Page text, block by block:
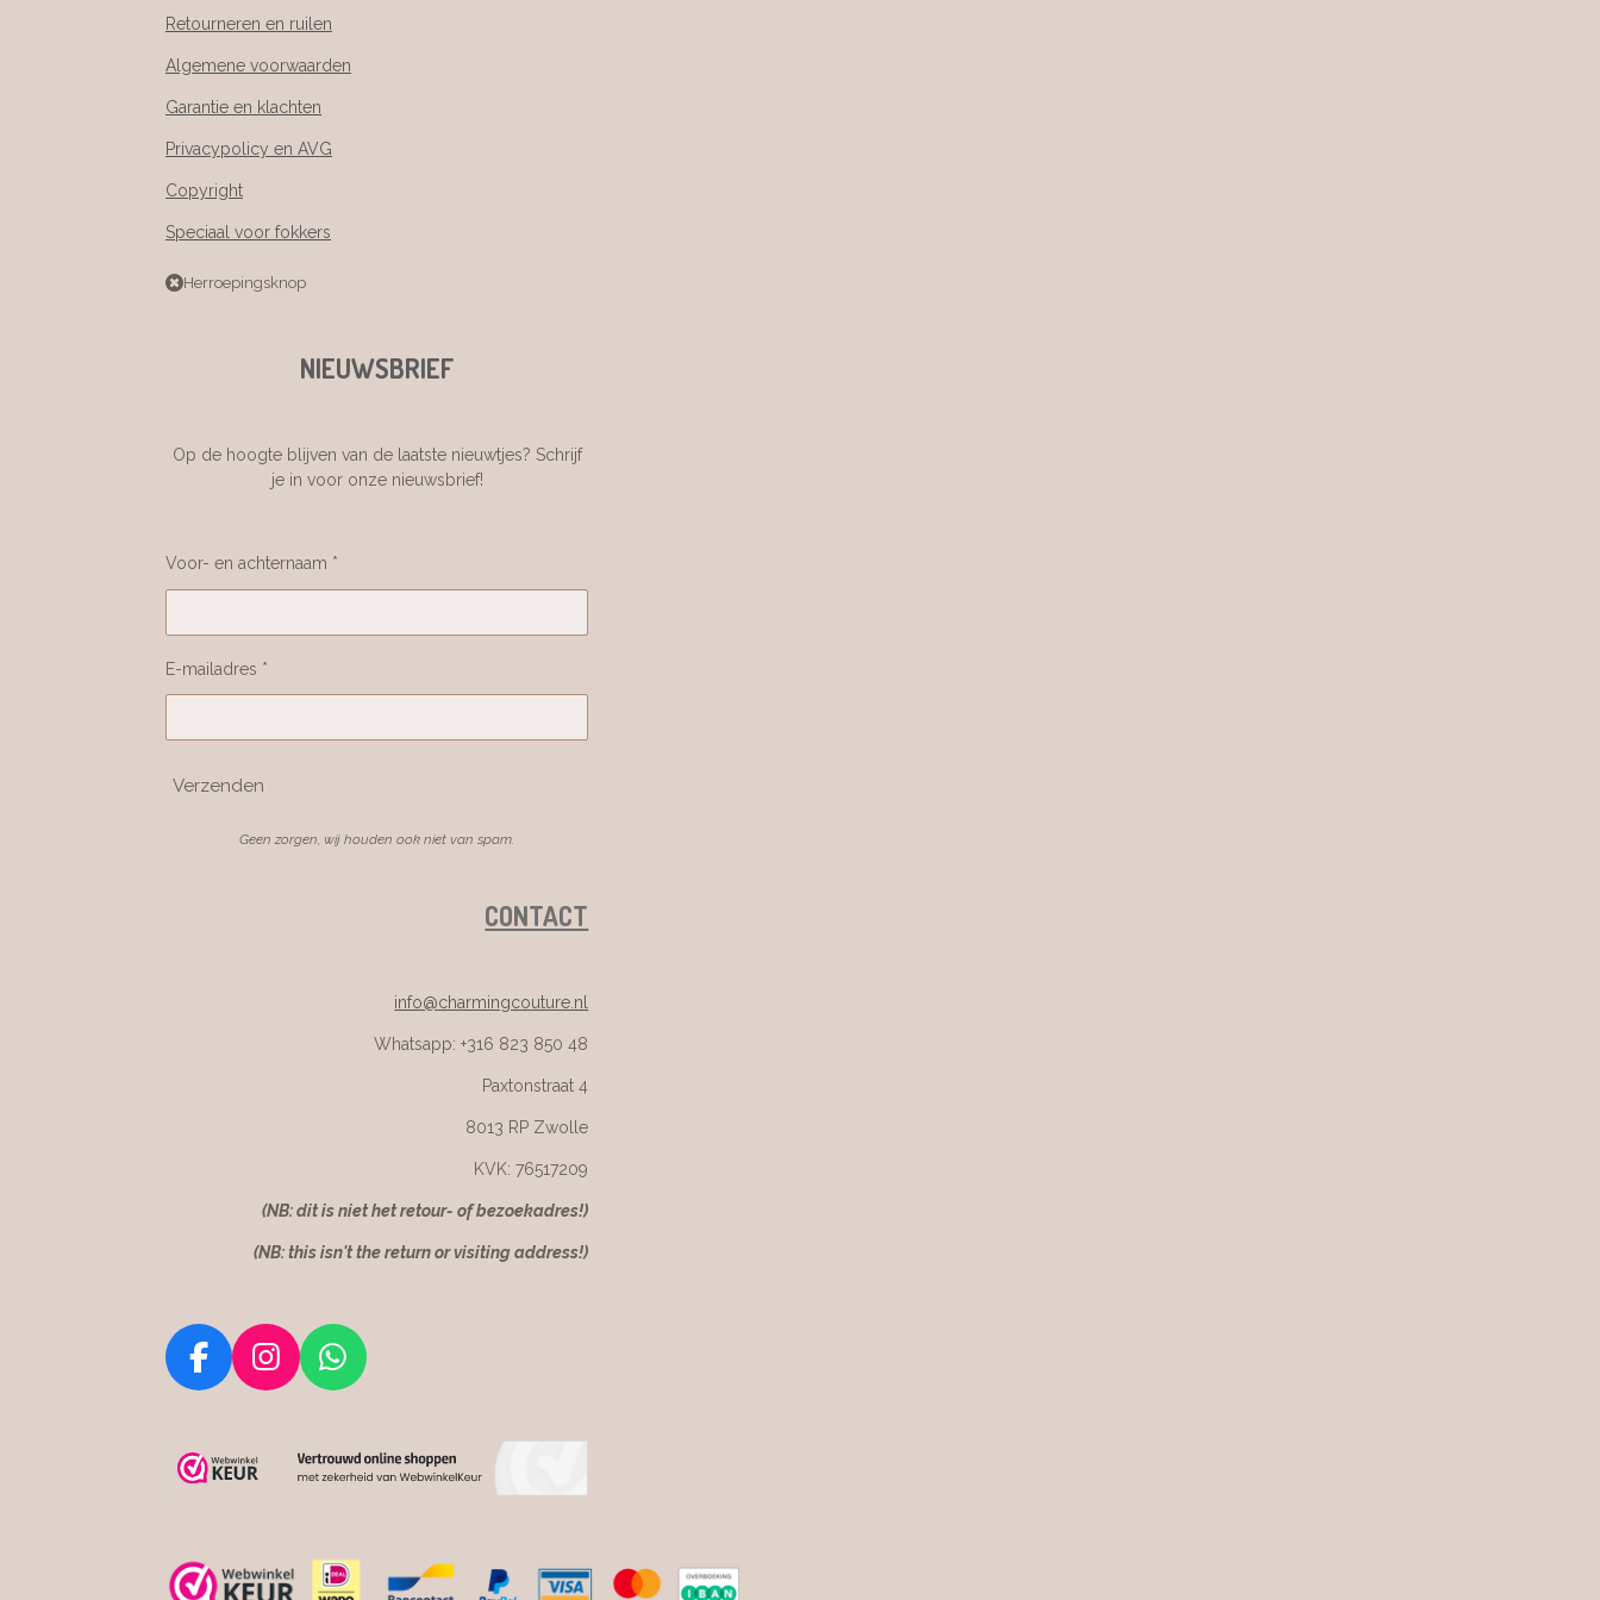
Retourneren en ruilen
Algemene voorwaarden
Garantie en klachten
Privacypolicy en AVG
Copyright
Speciaal voor fokkers
Herroepingsknop
NIEUWSBRIEF
Op de hoogte blijven van de laatste nieuwtjes? Schrijf
je in voor onze nieuwsbrief!
Voor- en achternaam *
E-mailadres *
Verzenden
Geen zorgen, wij houden ook niet van spam.
CONTACT
info@charmingcouture.nl
Whatsapp: +316 823 850 48
Paxtonstraat 4
8013 RP Zwolle
KVK: 76517209
(NB: dit is niet het retour- of bezoekadres!)
(NB: this isn't the return or visiting address!)
F
e
o
I
r
W
t
p